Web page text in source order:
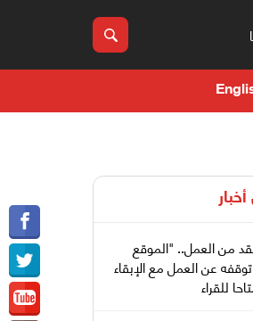
أخبار
من العمل.. "الموقع
عن العمل مع الإبقاء
للقراء